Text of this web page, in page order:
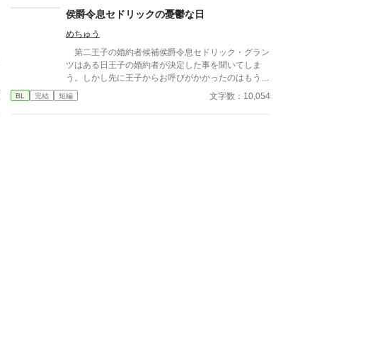
く、けれどどこか薄情な笑みを浮かべながら、一枚の
小切手を私に投げ渡す。 「長い間、俺に従ってきた
んだから、君を傷つけたりはしない。」 「結婚の日
には招待状を送る。必ず来て、席につけよ。」 --- い
くつかのコメントを拝見し、大変申し訳なく思ってお
ります。 私は現在日本語を勉強しており、この文章
用しています。 もし読んでくださる中で日本語のお
侯爵令息セドリックの憂鬱な日
めちゅう
第二王子の婚約者候補侯爵令息セドリック・グラン
ツはある日王子の婚約者が決定した事を聞いてしま
う。しかし先に王子からお呼びがかかったのはもう一
人の候補だった。候補落ちを確信し泣き腫らした次の
日は憂鬱な気分で幕を開ける——— ーーーーーーー
BL 完結 短編 文字数：10,054